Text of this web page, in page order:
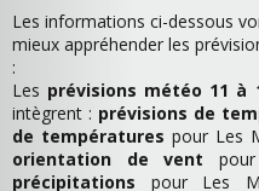
Les informations ci-dessous
mieux appréhender les
:
Les prévisions météo 11 à
intègrent : prévisions de
de températures pour Les
orientation de vent
précipitations pour Les